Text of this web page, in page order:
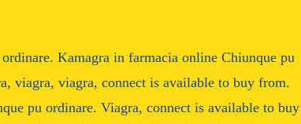
Kamagra in farmacia online Chiunque pu
viagra, viagra, connect is available to buy from.
pu ordinare. Viagra, connect is available to buy